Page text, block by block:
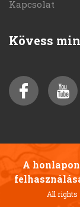
Kapcsolat
Kövess
A
All rights